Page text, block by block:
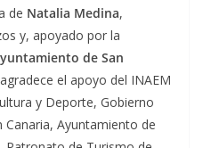
de Natalia Medina,
y, apoyado por la
de San
el apoyo del INAEM
y Deporte, Gobierno
Canaria, Ayuntamiento de